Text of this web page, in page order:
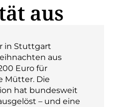
aus
in Stuttgart
aus
Euro für
Mütter. Die
hat bundesweit
– und eine